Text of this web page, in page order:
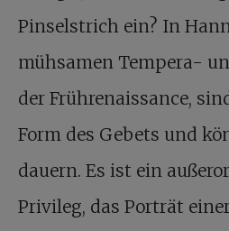
Pinselstrich ein? In
mühsamen Tempera-
der Frührenaissance,
Form des Gebets und
dauern. Es ist ein
Privileg, das Porträt